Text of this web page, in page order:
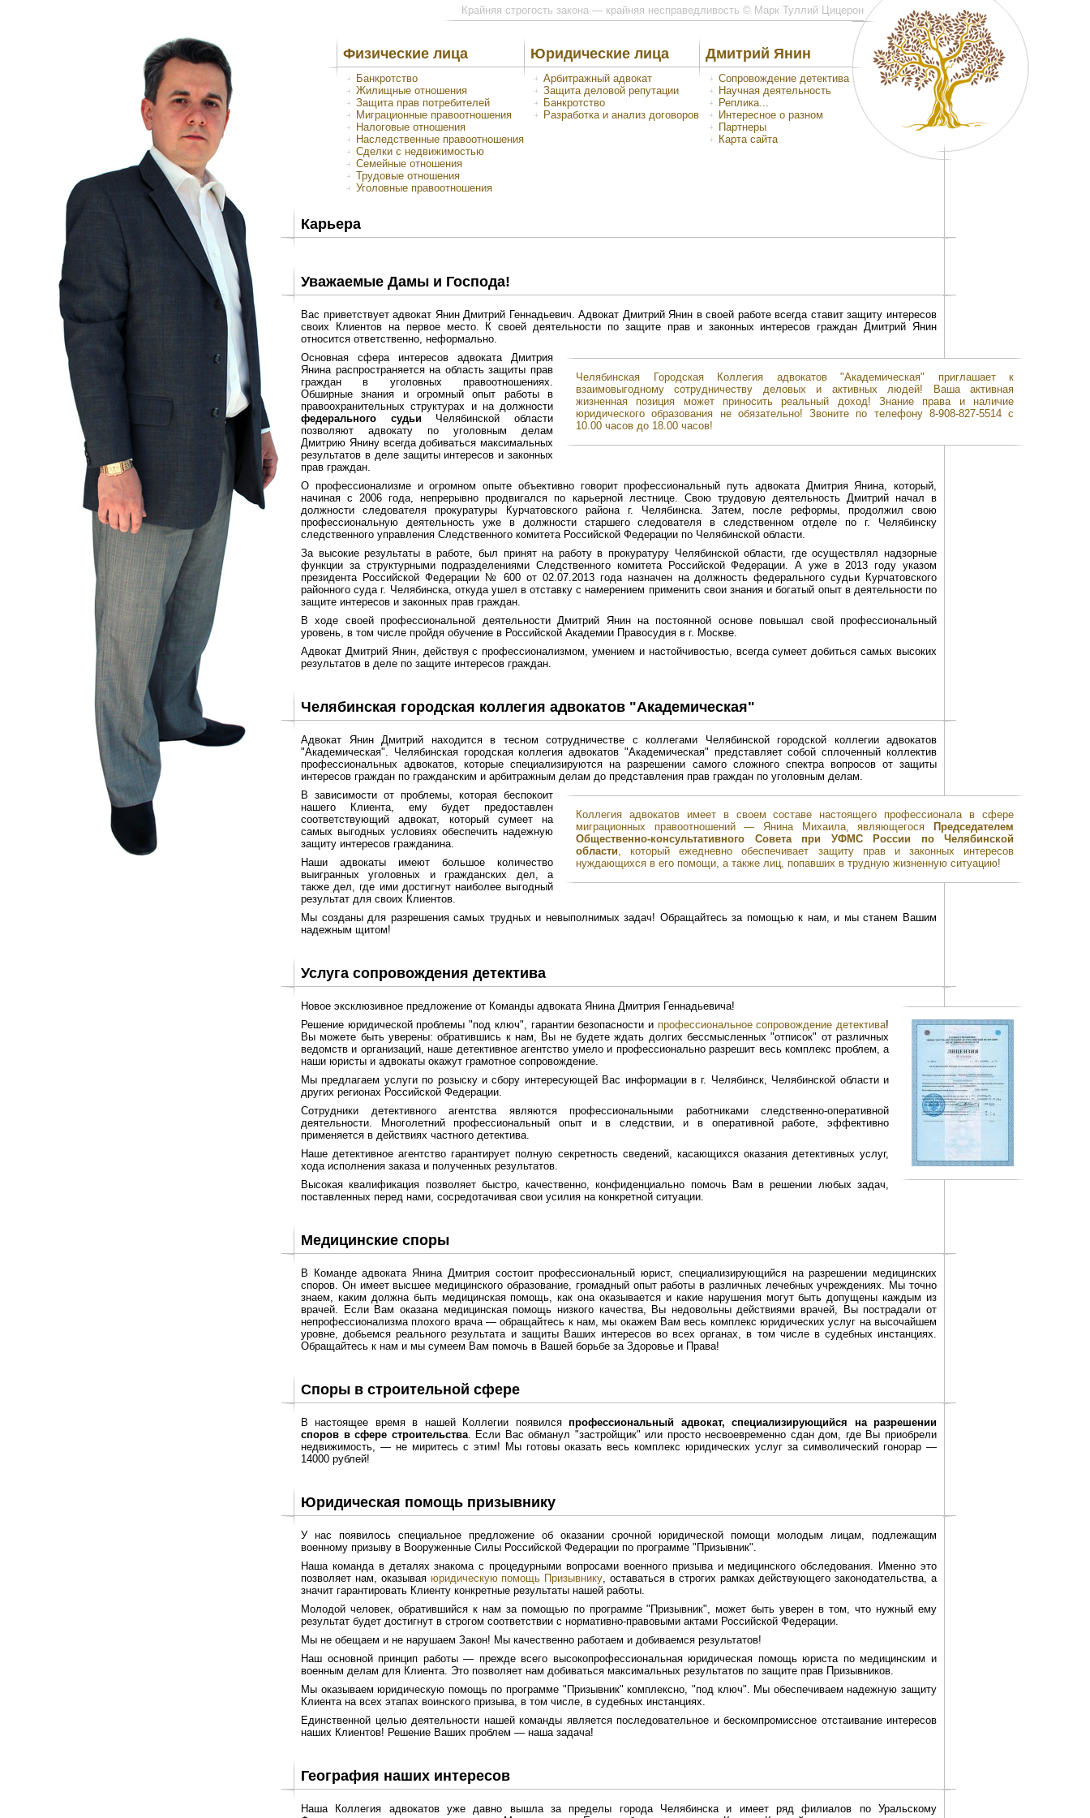
Крайняя строгость закона — крайняя несправедливость © Марк Туллий Цицерон
Дмитрий Янин
Сопровождение детектива
Научная деятельность
Реплика...
Интересное о разном
Партнеры
Карта сайта
Юридические лица
Арбитражный адвокат
Защита деловой репутации
Банкротство
Разработка и анализ договоров
Физические лица
Банкротство
Жилищные отношения
Защита прав потребителей
Миграционные правоотношения
Налоговые отношения
Наследственные правоотношения
Сделки с недвижимостью
Семейные отношения
Трудовые отношения
Уголовные правоотношения
Карьера
Уважаемые Дамы и Господа!
Вас приветствует адвокат Янин Дмитрий Геннадьевич. Адвокат Дмитрий Янин в своей работе всегда ставит защиту интересов
своих Клиентов на первое место. К своей деятельности по защите прав и законных интересов граждан Дмитрий Янин
относится ответственно, неформально.
Челябинская Городская Коллегия адвокатов "Академическая" приглашает к
взаимовыгодному сотрудничеству деловых и активных людей! Ваша активная
жизненная позиция может приносить реальный доход! Знание права и наличие
юридического образования не обязательно! Звоните по телефону 8-908-827-5514 с
10.00 часов до 18.00 часов!
Основная сфера интересов адвоката Дмитрия
Янина распространяется на область защиты прав
граждан в уголовных правоотношениях.
Обширные знания и огромный опыт работы в
правоохранительных структурах и на должности
федерального судьиЧелябинской области
позволяют адвокату по уголовным делам
Дмитрию Янину всегда добиваться максимальных
результатов в деле защиты интересов и законных
прав граждан.
О профессионализме и огромном опыте объективно говорит профессиональный путь адвоката Дмитрия Янина, который,
начиная с 2006 года, непрерывно продвигался по карьерной лестнице. Свою трудовую деятельность Дмитрий начал в
должности следователя прокуратуры Курчатовского района г. Челябинска. Затем, после реформы, продолжил свою
профессиональную деятельность уже в должности старшего следователя в следственном отделе по г. Челябинску
следственного управления Следственного комитета Российской Федерации по Челябинской области.
За высокие результаты в работе, был принят на работу в прокуратуру Челябинской области, где осуществлял надзорные
функции за структурными подразделениями Следственного комитета Российской Федерации. А уже в 2013 году указом
президента Российской Федерации № 600 от 02.07.2013 года назначен на должность федерального судьи Курчатовского
районного суда г. Челябинска, откуда ушел в отставку с намерением применить свои знания и богатый опыт в деятельности по
защите интересов и законных прав граждан.
В ходе своей профессиональной деятельности Дмитрий Янин на постоянной основе повышал свой профессиональный
уровень, в том числе пройдя обучение в Российской Академии Правосудия в г. Москве.
Адвокат Дмитрий Янин, действуя с профессионализмом, умением и настойчивостью, всегда сумеет добиться самых высоких
результатов в деле по защите интересов граждан.
Челябинская городская коллегия адвокатов "Академическая"
Адвокат Янин Дмитрий находится в тесном сотрудничестве с коллегами Челябинской городской коллегии адвокатов
"Академическая". Челябинская городская коллегия адвокатов "Академическая" представляет собой сплоченный коллектив
профессиональных адвокатов, которые специализируются на разрешении самого сложного спектра вопросов от защиты
интересов граждан по гражданским и арбитражным делам до представления прав граждан по уголовным делам.
Коллегия адвокатов имеет в своем составе настоящего профессионала в сфере
миграционных правоотношений — Янина Михаила, являющегося
Председателем
Общественно-консультативного Совета при УФМС России по Челябинской
области, который ежедневно обеспечивает защиту прав и законных интересов
нуждающихся в его помощи, а также лиц, попавших в трудную жизненную ситуацию!
В зависимости от проблемы, которая беспокоит
нашего Клиента, ему будет предоставлен
соответствующий адвокат, который сумеет на
самых выгодных условиях обеспечить надежную
защиту интересов гражданина.
Наши адвокаты имеют большое количество
выигранных уголовных и гражданских дел, а
также дел, где ими достигнут наиболее выгодный
результат для своих Клиентов.
Мы созданы для разрешения самых трудных и невыполнимых задач! Обращайтесь за помощью к нам, и мы станем Вашим
надежным щитом!
Услуга сопровождения детектива
Новое эксклюзивное предложение от Команды адвоката Янина Дмитрия Геннадьевича!
Решение юридической проблемы "под ключ", гарантии безопасности и профессиональное сопровождение детектива!
Вы можете быть уверены: обратившись к нам, Вы не будете ждать долгих бессмысленных "отписок" от различных
ведомств и организаций, наше детективное агентство умело и профессионально разрешит весь комплекс проблем, а
наши юристы и адвокаты окажут грамотное сопровождение.
Мы предлагаем услуги по розыску и сбору интересующей Вас информации в г. Челябинск, Челябинской области и
других регионах Российской Федерации.
Сотрудники детективного агентства являются профессиональными работниками следственно-оперативной
деятельности. Многолетний профессиональный опыт и в следствии, и в оперативной работе, эффективно
применяется в действиях частного детектива.
Наше детективное агентство гарантирует полную секретность сведений, касающихся оказания детективных услуг,
хода исполнения заказа и полученных результатов.
Высокая квалификация позволяет быстро, качественно, конфиденциально помочь Вам в решении любых задач,
поставленных перед нами, сосредотачивая свои усилия на конкретной ситуации.
Медицинские споры
В Команде адвоката Янина Дмитрия состоит профессиональный юрист, специализирующийся на разрешении медицинских
споров. Он имеет высшее медицинского образование, громадный опыт работы в различных лечебных учреждениях. Мы точно
знаем, каким должна быть медицинская помощь, как она оказывается и какие нарушения могут быть допущены каждым из
врачей. Если Вам оказана медицинская помощь низкого качества, Вы недовольны действиями врачей, Вы пострадали от
непрофессионализма плохого врача — обращайтесь к нам, мы окажем Вам весь комплекс юридических услуг на высочайшем
уровне, добьемся реального результата и защиты Ваших интересов во всех органах, в том числе в судебных инстанциях.
Обращайтесь к нам и мы сумеем Вам помочь в Вашей борьбе за Здоровье и Права!
Споры в строительной сфере
В настоящее время в нашей Коллегии появилсяпрофессиональный адвокат, специализирующийся на разрешении
споров в сфере строительства. Если Вас обманул "застройщик" или просто несвоевременно сдан дом, где Вы приобрели
недвижимость, — не миритесь с этим! Мы готовы оказать весь комплекс юридических услуг за символический гонорар —
14000 рублей!
Юридическая помощь призывнику
У нас появилось специальное предложение об оказании срочной юридической помощи молодым лицам, подлежащим
военному призыву в Вооруженные Силы Российской Федерации по программе "Призывник".
Наша команда в деталях знакома с процедурными вопросами военного призыва и медицинского обследования. Именно это
позволяет нам, оказывая юридическую помощь Призывнику, оставаться в строгих рамках действующего законодательства, а
значит гарантировать Клиенту конкретные результаты нашей работы.
Молодой человек, обратившийся к нам за помощью по программе "Призывник", может быть уверен в том, что нужный ему
результат будет достигнут в строгом соответствии с нормативно-правовыми актами Российской Федерации.
Мы не обещаем и не нарушаем Закон! Мы качественно работаем и добиваемся результатов!
Наш основной принцип работы — прежде всего высокопрофессиональная юридическая помощь юриста по медицинским и
военным делам для Клиента. Это позволяет нам добиваться максимальных результатов по защите прав Призывников.
Мы оказываем юридическую помощь по программе "Призывник" комплексно, "под ключ". Мы обеспечиваем надежную защиту
Клиента на всех этапах воинского призыва, в том числе, в судебных инстанциях.
Единственной целью деятельности нашей команды является последовательное и бескомпромиссное отстаивание интересов
наших Клиентов! Решение Ваших проблем — наша задача!
География наших интересов
Наша Коллегия адвокатов уже давно вышла за пределы города Челябинска и имеет ряд филиалов по Уральскому